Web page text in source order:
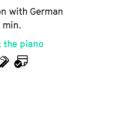
with German
min.
the piano
TicketsCalendar